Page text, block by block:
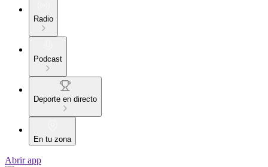
Radio
Podcast
Deporte en directo
En tu zona
Abrir app